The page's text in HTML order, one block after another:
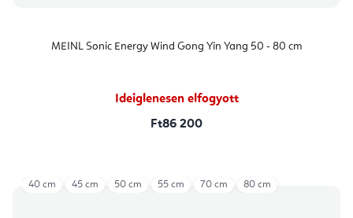
MEINL Sonic Energy Wind Gong Yin Yang 50 - 80 cm
Ideiglenesen elfogyott
Ft86 200
40 cm 45 cm 50 cm 55 cm 70 cm 80 cm